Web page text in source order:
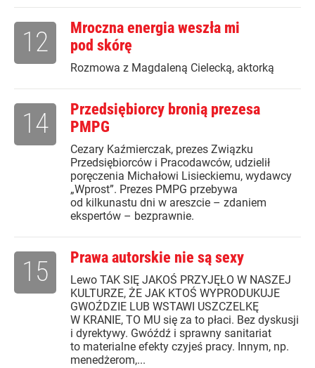
Mroczna energia weszła mi
pod skórę
Rozmowa z Magdaleną Cielecką, aktorką
12
Przedsiębiorcy bronią prezesa
PMPG
Cezary Kaźmierczak, prezes Związku
Przedsiębiorców i Pracodawców, udzielił
poręczenia Michałowi Lisieckiemu, wydawcy
„Wprost”. Prezes PMPG przebywa
od kilkunastu dni w areszcie – zdaniem
ekspertów – bezprawnie.
14
Prawa autorskie nie są sexy
Lewo TAK SIĘ JAKOŚ PRZYJĘŁO W NASZEJ
KULTURZE, ŻE JAK KTOŚ WYPRODUKUJE
GWOŹDZIE LUB WSTAWI USZCZELKĘ
W KRANIE, TO MU się za to płaci. Bez dyskusji
i dyrektywy. Gwóźdź i sprawny sanitariat
to materialne efekty czyjeś pracy. Innym, np.
menedżerom,...
15